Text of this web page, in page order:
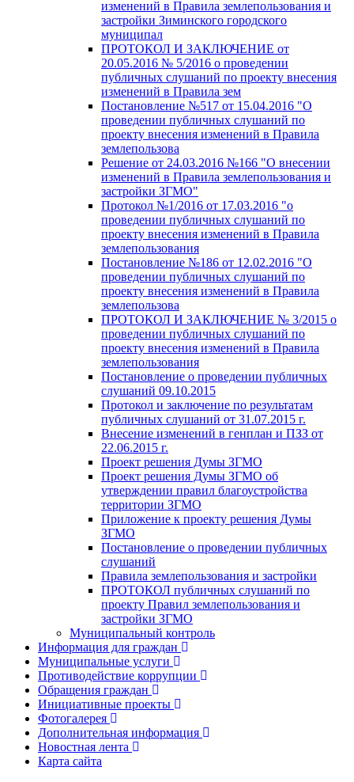
изменений в Правила землепользования и
застройки Зиминского городского
муниципал
ПРОТОКОЛ И ЗАКЛЮЧЕНИЕ от
20.05.2016 № 5/2016 о проведении
публичных слушаний по проекту внесения
изменений в Правила зем
Постановление №517 от 15.04.2016 "О
проведении публичных слушаний по
проекту внесения изменений в Правила
землепользова
Решение от 24.03.2016 №166 "О внесении
изменений в Правила землепользования и
застройки ЗГМО"
Протокол №1/2016 от 17.03.2016 "о
проведении публичных слушаний по
проекту внесения изменений в Правила
землепользования
Постановление №186 от 12.02.2016 "О
проведении публичных слушаний по
проекту внесения изменений в Правила
землепользова
ПРОТОКОЛ И ЗАКЛЮЧЕНИЕ № 3/2015 о
проведении публичных слушаний по
проекту внесения изменений в Правила
землепользования
Постановление о проведении публичных
слушаний 09.10.2015
Протокол и заключение по результатам
публичных слушаний от 31.07.2015 г.
Внесение изменений в генплан и ПЗЗ от
22.06.2015 г.
Проект решения Думы ЗГМО
Проект решения Думы ЗГМО об
утверждении правил благоустройства
территории ЗГМО
Приложение к проекту решения Думы
ЗГМО
Постановление о проведении публичных
слушаний
Правила землепользования и застройки
ПРОТОКОЛ публичных слушаний по
проекту Правил землепользования и
застройки ЗГМО
Муниципальный контроль
Информация для граждан
Муниципальные услуги
Противодействие коррупции
Обращения граждан
Инициативные проекты
Фотогалерея
Дополнительная информация
Новостная лента
Карта сайта